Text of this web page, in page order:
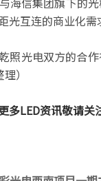
光互连的商业化
照光电双方的合
）
多LED资讯敬请